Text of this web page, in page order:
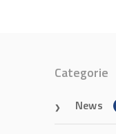
Categorie
News